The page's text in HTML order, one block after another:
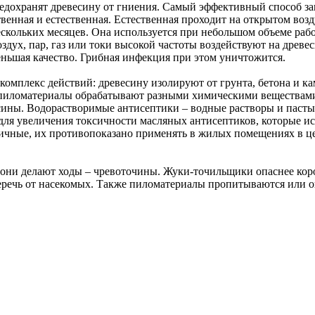
древесину от гниения. Самый эффективный способ
и естественная. Естественная проходит на открытом
месяцев. Она используется при небольшом объеме
пар, газ или токи высокой частоты воздействуют на
качество. Грибная инфекция при этом уничтожится.
действий: древесину изолируют от грунта, бетона и
обрабатывают разными химическими
Водорастворимые антисептики – водные растворы и
увеличения токсичности масляных антисептиков, которые
их противопоказано применять в жилых помещениях в
делают ходы – чревоточины. Жуки-точильщики опаснее
от насекомых. Также пиломатериалы пропитываются или